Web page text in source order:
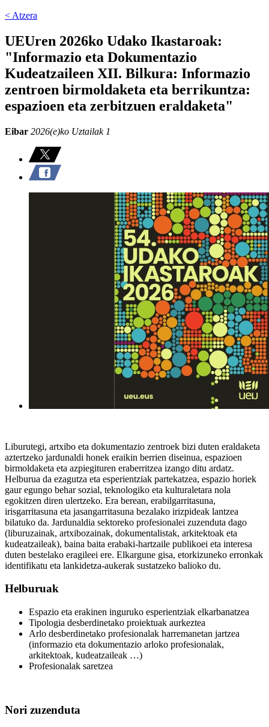
< Atzera
UEUren 2026ko Udako Ikastaroak:
"Informazio eta Dokumentazio
Kudeatzaileen XII. Bilkura: Informazio
zentroen birmoldaketa eta berrikuntza:
espazioen eta zerbitzuen eraldaketa"
Eibar 2026(e)ko Uztailak 1
Liburutegi, artxibo eta dokumentazio zentroek bizi duten eraldaketa
aztertzeko jardunaldi honek eraikin berrien diseinua, espazioen
birmoldaketa eta azpiegituren eraberritzea izango ditu ardatz.
Helburua da ezagutza eta esperientziak partekatzea, espazio horiek
gaur egungo behar sozial, teknologiko eta kulturaletara nola
egokitzen diren ulertzeko. Era berean, erabilgarritasuna,
irisgarritasuna eta jasangarritasuna bezalako irizpideak lantzea
bilatuko da. Jardunaldia sektoreko profesionalei zuzenduta dago
(liburuzainak, artxibozainak, dokumentalistak, arkitektoak eta
kudeatzaileak), baina baita erabaki-hartzaile publikoei eta interesa
duten bestelako eragileei ere. Elkargune gisa, etorkizuneko erronkak
identifikatu eta lankidetza-aukerak sustatzeko balioko du.
Helburuak
Espazio eta erakinen inguruko esperientziak elkarbanatzea
Tipologia desberdinetako proiektuak aurkeztea
Arlo desberdinetako profesionalak harremanetan jartzea
(informazio eta dokumentazio arloko profesionalak,
arkitektoak, kudeatzaileak …)
Profesionalak saretzea
Nori zuzenduta